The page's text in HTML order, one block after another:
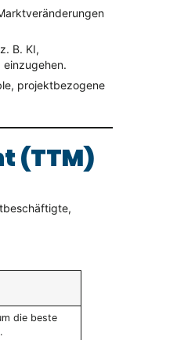
B. KI,
projektbezogene
(TTM)
die beste